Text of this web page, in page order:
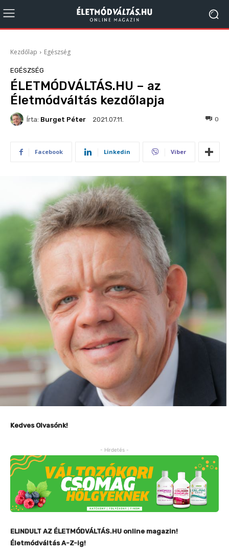
Kezdőlap Egészség
EGÉSZSÉG
ÉLETMÓDVÁLTÁS.HU – az
Életmódváltás kezdőlapja
Írta: Burget Péter 2021.07.11. 0
Facebook Linkedin Viber
Kedves Olvasónk!
- Hirdetés -
ELINDULT AZ ÉLETMÓDVÁLTÁS.HU online magazin!
Életmódváltás A-Z-ig!